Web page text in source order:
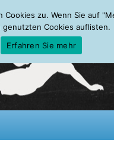
zu. Wenn Sie auf
Cookies auflisten.
Erfahren Sie mehr